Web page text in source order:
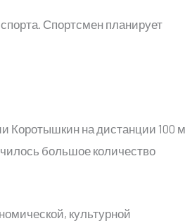
Спортсмен планирует
Коротышкин на дистанции 100 м
большое количество
культурной